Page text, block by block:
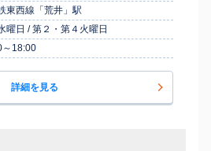
東西線「荒井」駅
曜日 / 第２・第４火曜日
～18:00
詳細を見る